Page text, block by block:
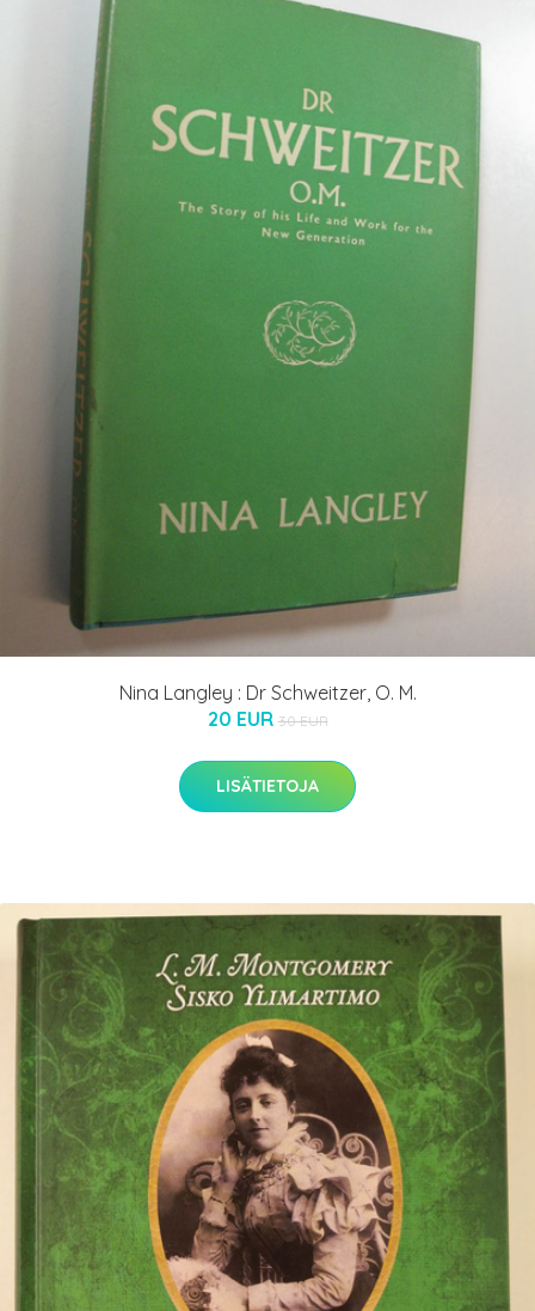
Nina Langley : Dr Schweitzer, O. M.
20 EUR 30 EUR
LISÄTIETOJA